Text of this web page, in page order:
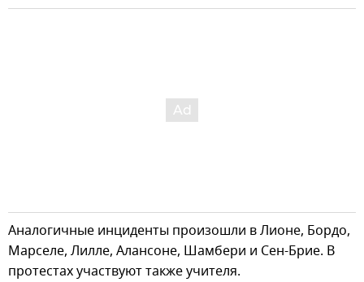
Аналогичные инциденты произошли в Лионе, Бордо,
Марселе, Лилле, Алансоне, Шамбери и Сен-Брие. В
протестах участвуют также учителя.